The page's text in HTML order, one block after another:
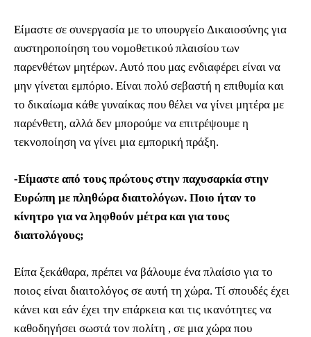
Είμαστε σε συνεργασία με το υπουργείο Δικαιοσύνης για
αυστηροποίηση του νομοθετικού πλαισίου των
παρενθέτων μητέρων. Αυτό που μας ενδιαφέρει είναι να
μην γίνεται εμπόριο. Είναι πολύ σεβαστή η επιθυμία και
το δικαίωμα κάθε γυναίκας που θέλει να γίνει μητέρα με
παρένθετη, αλλά δεν μπορούμε να επιτρέψουμε η
τεκνοποίηση να γίνει μια εμπορική πράξη.
-Είμαστε από τους πρώτους στην παχυσαρκία στην
Ευρώπη με πληθώρα διαιτολόγων. Ποιο ήταν το
κίνητρο για να ληφθούν μέτρα και για τους
διαιτολόγους;
Είπα ξεκάθαρα, πρέπει να βάλουμε ένα πλαίσιο για το
ποιος είναι διαιτολόγος σε αυτή τη χώρα. Τί σπουδές έχει
κάνει και εάν έχει την επάρκεια και τις ικανότητες να
καθοδηγήσει σωστά τον πολίτη , σε μια χώρα που